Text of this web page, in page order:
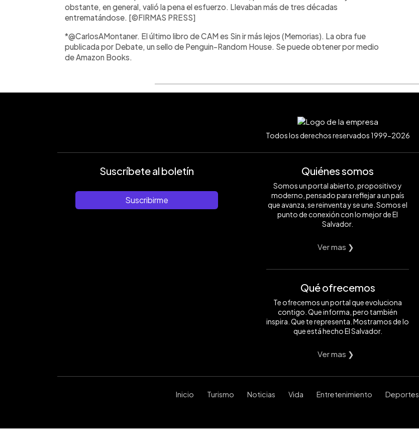
obstante, en general, valió la pena el esfuerzo. Llevaban más de tres décadas
entrematándose. [©FIRMAS PRESS]
*@CarlosAMontaner. El último libro de CAM es Sin ir más lejos (Memorias). La obra fue
publicada por Debate, un sello de Penguin-Random House. Se puede obtener por medio
de Amazon Books.
Todos los derechos reservados 1999-2026
Suscríbete al boletín
Suscribirme
Quiénes somos
Somos un portal abierto, propositivo y
moderno, pensado para reflejar a un país
que avanza, se reinventa y se une. Somos el
punto de conexión con lo mejor de El
Salvador.
Ver mas ❯
Qué ofrecemos
Te ofrecemos un portal que evoluciona
contigo. Que informa, pero también
inspira. Que te representa. Mostramos de lo
que está hecho El Salvador.
Ver mas ❯
Inicio Turismo Noticias Vida Entretenimiento Deportes